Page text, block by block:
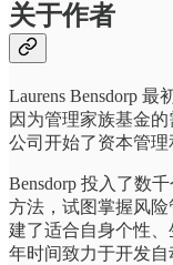
关于作者
Laurens Bensdorp
因为管理家族基金
公司开始了资本管理
Bensdorp 投入了数
方法，试图掌握风
建了适合自身个性
年时间致力于开发